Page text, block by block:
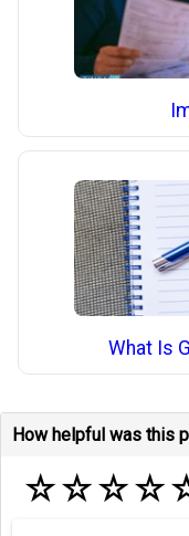
What Is
How helpful was this
☆☆☆☆